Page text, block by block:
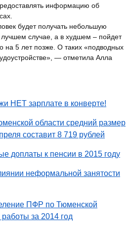
информацию об
будет получать небольшую
случае, а в худшем – пойдет
на 5 лет позже. О таких «подводных
— отметила Алла
НЕТ зарплате в конверте!
области средний размер
составит 8 719 рублей
доплаты к пенсии в 2015 году
неформальной занятости
ПФР по Тюменской
за 2014 год